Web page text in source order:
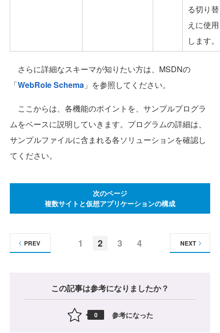
る切り替
えに使用
します。
さらに詳細なスキーマが知りたい方は、MSDNの
「WebRole Schema 」を参照してください。
ここからは、各機能のポイントを、サンプルプログラ
ムをベースに説明していきます。プログラムの詳細は、
サンプルファイルに含まれる各ソリューションを確認し
てください。
次のページ
複数サイトと仮想アプリケーションの構成
1 2 3 4
PREV NEXT
この記事は参考になりましたか？
0 参考になった